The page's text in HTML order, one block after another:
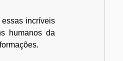
essas incríveis
humanos da